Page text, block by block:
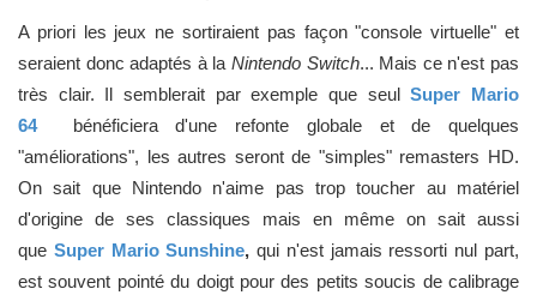
A priori les jeux ne sortiraient pas façon "console virtuelle" et
seraient donc adaptés à la Nintendo Switch... Mais ce n'est pas
très clair. Il semblerait par exemple que seulSuper Mario
64
bénéficiera d'une refonte globale et de quelques
"améliorations", les autres seront de "simples" remasters HD.
On sait que Nintendo n'aime pas trop toucher au matériel
d'origine de ses classiques mais en même on sait aussi
que Super Mario Sunshine,qui n'est jamais ressorti nul part,
est souvent pointé du doigt pour des petits soucis de calibrage